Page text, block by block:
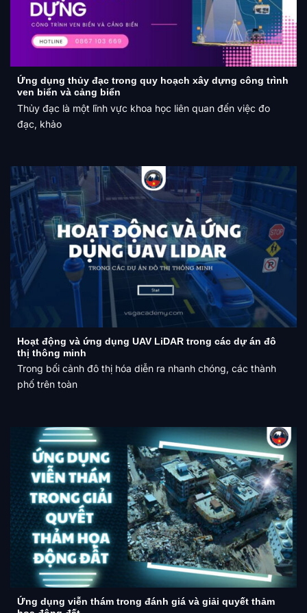
Ứng dụng thủy đạc trong quy hoạch xây dựng công trình
ven biển và cảng biển
Thủy đạc là một lĩnh vực khoa học liên quan đến việc đo
đạc, khảo
Hoạt động và ứng dụng UAV LiDAR trong các dự án đô
thị thông minh
Trong bối cảnh đô thị hóa diễn ra nhanh chóng, các thành
phố trên toàn
Ứng dụng viễn thám trong đánh giá và giải quyết thảm